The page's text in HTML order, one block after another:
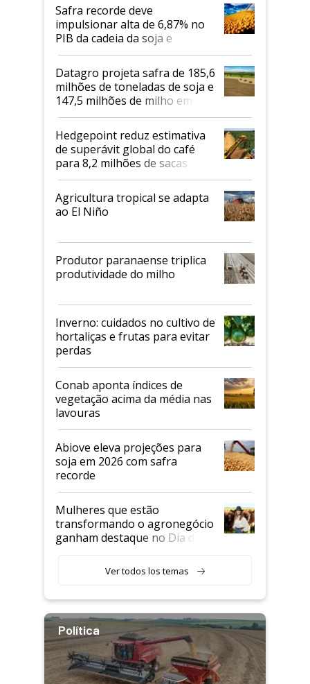
Safra recorde deve
impulsionar alta de 6,87% no
PIB da cadeia da soja e
biodiesel em 2026
Datagro projeta safra de 185,6
milhões de toneladas de soja e
147,5 milhões de milho em
2026/27
Hedgepoint reduz estimativa
de superávit global do café
para 8,2 milhões de sacas
Agricultura tropical se adapta
ao El Niño
Produtor paranaense triplica
produtividade do milho
Inverno: cuidados no cultivo de
hortaliças e frutas para evitar
perdas
Conab aponta índices de
vegetação acima da média nas
lavouras
Abiove eleva projeções para
soja em 2026 com safra
recorde
Mulheres que estão
transformando o agronegócio
ganham destaque no Dia do
Ver todos los temas
Política